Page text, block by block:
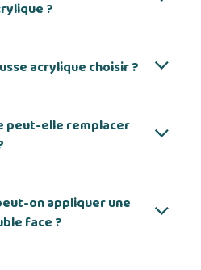
?
acrylique choisir ?
peut-elle remplacer
on appliquer une
face ?